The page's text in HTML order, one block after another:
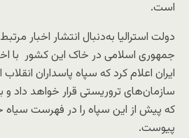
است.
دولت استرالیا به‌دنبال انتشار اخبار
جمهوری اسلامی در خاک این کشور با
ایران اعلام کرد که سپاه پاسداران
سازمان‌های تروریستی قرار خواهد داد و
که پیش از این سپاه را در فهرست سیاه
پیوست.